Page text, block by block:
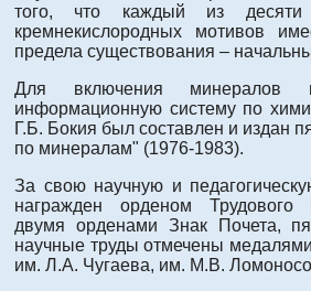
того, что каждый из десяти
кремнекислородных мотивов
предела существования –
Для включения минералов
информационную систему по
Г.Б. Бокия был составлен и издан
по минералам" (1976-1983).
За свою научную и
награжден орденом Трудового
двумя орденами Знак Почета,
научные труды отмечены
им. Л.А. Чугаева, им. М.В.